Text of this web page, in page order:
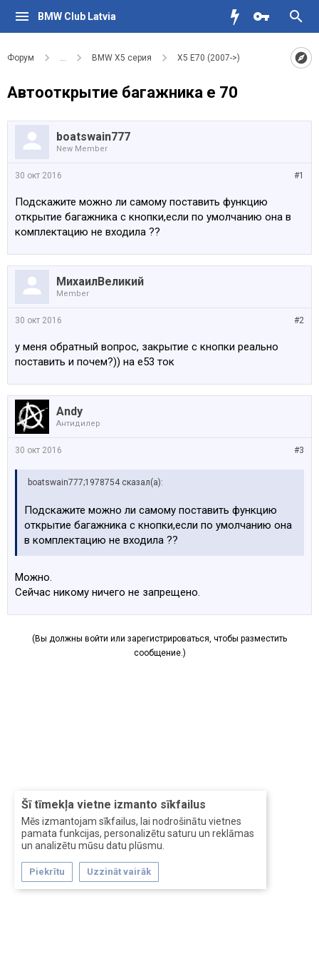
BMW Club Latvia
Форум ... BMW X5 серия X5 E70 (2007->)
Šī tīmekļa vietne izmanto sīkfailus
Mēs izmantojam sīkfailus, lai nodrošinātu vietnes
pamata funkcijas, personalizētu saturu un reklāmas
un analizētu mūsu datu plūsmu.
Piekrītu Uzzināt vairāk
Автооткрытие багажника е 70
boatswain777
New Member
#1
30 окт 2016
Подскажите можно ли самому поставить функцию
открытие багажника с кнопки,если по умолчанию она в
комплектацию не входила ??
МихаилВеликий
Member
#2
30 окт 2016
у меня обратный вопрос, закрытие с кнопки реально
поставить и почем?)) на е53 ток
Andy
Антидилер
#3
30 окт 2016
boatswain777;1978754 сказал(а):
Подскажите можно ли самому поставить функцию
открытие багажника с кнопки,если по умолчанию она
в комплектацию не входила ??
Можно.
Сейчас никому ничего не запрещено.
(Вы должны войти или зарегистрироваться, чтобы разместить
сообщение.)